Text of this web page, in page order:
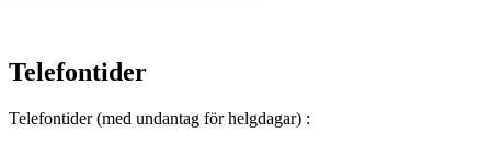
Telefontider
Telefontider (med undantag för helgdagar) :